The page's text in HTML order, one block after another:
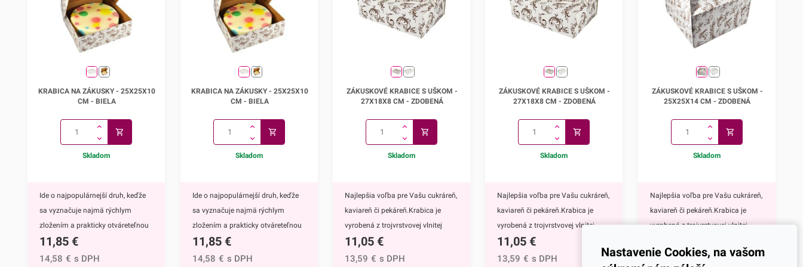
Vám prezrieť aj ostatné krabice
bez uška.Krabice dodávame v
rozloženom stave!
Vám prezrieť aj ostatné krabice
bez uška.Krabice dodávame v
rozloženom stave!
Vám prezrieť aj ostatné krabice
bez uška.Krabice dodávame v
cm
KRABICA NA ZÁKUSKY - 25X25X10
CM - BIELA
Skladom
Ide o najpopulárnejší druh, keďže
sa vyznačuje najmä rýchlym
zložením a prakticky otváreteľnou
vrchnou stranou.Krabicu
vyrábame z trojvrstvovej vlnitej
11,85 €
14,58 € s DPH
cm
KRABICA NA ZÁKUSKY - 25X25X10
CM - BIELA
Skladom
Ide o najpopulárnejší druh, keďže
sa vyznačuje najmä rýchlym
zložením a prakticky otváreteľnou
vrchnou stranou.Krabicu
vyrábame z trojvrstvovej vlnitej
11,85 €
14,58 € s DPH
27x18x8 cm
ZÁKUSKOVÉ KRABICE S UŠKOM -
27X18X8 CM - ZDOBENÁ
Skladom
Najlepšia voľba pre Vašu cukráreň,
kaviareň či pekáreň.Krabica je
vyrobená z trojvrstvovej vlnitej
lepenky (vlna E), takže je
mimoriadne pevná. Vďaka
11,05 €
13,59 € s DPH
27x18x8 cm
ZÁKUSKOVÉ KRABICE S UŠKOM -
27X18X8 CM - ZDOBENÁ
Skladom
Najlepšia voľba pre Vašu cukráreň,
kaviareň či pekáreň.Krabica je
vyrobená z trojvrstvovej vlnitej
lepenky (vlna E), takže je
mimoriadne pevná. Vďaka
11,05 €
13,59 € s DPH
25x25x14 cm
ZÁKUSKOVÉ KRABICE S UŠKOM -
25X25X14 CM - ZDOBENÁ
Skladom
Najlepšia voľba pre Vašu cukráreň,
kaviareň či pekáreň.Krabica je
vyrobená z trojvrstvovej vlnitej
mimoriadne pevná. Vďaka
15,07 € s DPH
Nastavenie Cookies, na vašom